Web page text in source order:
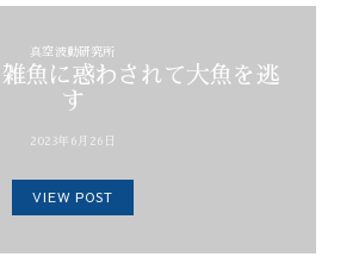
真空波動研究所
魚に惑わされて大魚を逃
す
2023年6月26日
VIEW POST